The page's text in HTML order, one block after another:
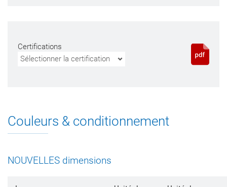
Certifications
Sélectionner la certification
Couleurs & conditionnement
NOUVELLES dimensions